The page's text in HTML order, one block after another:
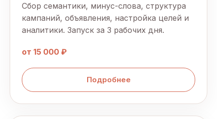
Сбор семантики, минус-слова, структура
кампаний, объявления, настройка целей и
аналитики. Запуск за 3 рабочих дня.
от 15 000 ₽
Подробнее